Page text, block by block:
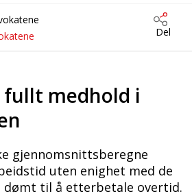
Del
fullt medhold i
gjennomsnittsberegne
uten enighet med de
dømt til å etterbetale overtid.